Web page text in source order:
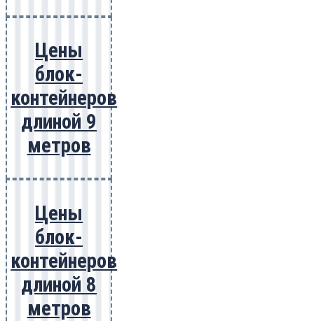
Цены
блок-
контейнеров
длиной 9
метров
Цены
блок-
контейнеров
длиной 8
метров